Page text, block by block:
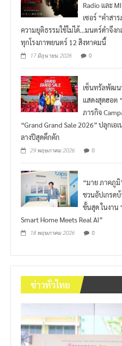
Radio และ
เซอร์ “คำสา
ความยุติธรรมใช้ไม่ได้…มนตร์ดำจึงก
ทุกโรงภาพยนตร์ 12 สิงหาคมนี้
17 มิถุนายน 2026 0
เซ็นทรัลพัฒน
แสดงสุดฮอต
ภารกิจ
“Grand Grand Sale 2026” ปลุกเ
ลางปีสุดคึกคัก
29 พฤษภาคม 2026 0
“มาย ภาคภู
ชวนอัปเกรด
ขั้นสุด ในงาน
Smart Home Meets Real AI”
18 พฤษภาคม 2026 0
ข่าวทั่วไทย